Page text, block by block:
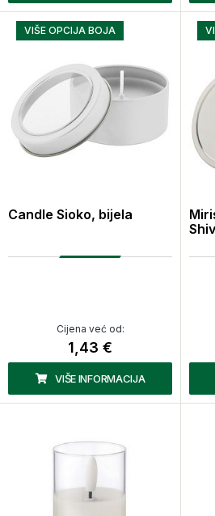
VIŠE OPCIJA BOJA
Candle Sioko, bijela
Cijena već od:
1,43 €
VIŠE INFORMACIJA